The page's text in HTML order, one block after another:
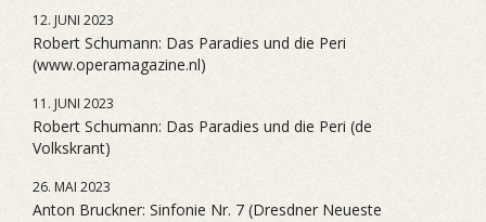
12. JUNI 2023
Robert Schumann: Das Paradies und die Peri
(www.operamagazine.nl)
11. JUNI 2023
Robert Schumann: Das Paradies und die Peri (de
Volkskrant)
26. MAI 2023
Anton Bruckner: Sinfonie Nr. 7 (Dresdner Neueste